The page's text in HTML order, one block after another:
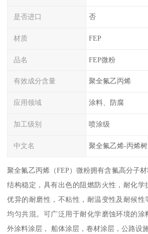
是否进口 否
材质 FEP
品名 FEP微粉
有效成分含量 聚全氟乙丙烯
应用领域 涂料、防腐
加工级别 喷涂级
中文名 聚全氟乙烯-丙烯
聚全氟乙丙烯（FEP）微粉拥有含氟高分子
结构稳定，具有出色的阻燃防火性，耐化学
优异的耐磨性，不粘性，耐温变性及耐候性
均匀共混。可广泛用于耐化学磨蚀环境的涂
外涂料涂层， 船体涂层，卷材涂层，公路设